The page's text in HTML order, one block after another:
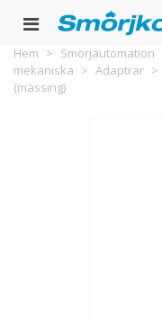
Hem > Smörjautomation
mekaniska > Adaptrar >
(mässing)